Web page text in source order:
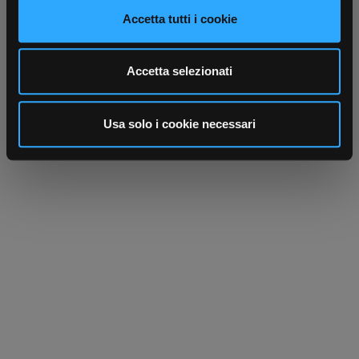
dalla Dichiarazione sui cookie.
Utilizziamo i cookie per personalizzare contenuti ed
analizzare il nostro traffico. Condividiamo inoltre
informazioni sul modo in cui utilizza il nostro sito con i
nostri partner che si occupano di analisi dei dati web,
pubblicità e social media, i quali potrebbero combinarle
Accetta tutti i cookie
Accetta selezionati
Usa solo i cookie necessari